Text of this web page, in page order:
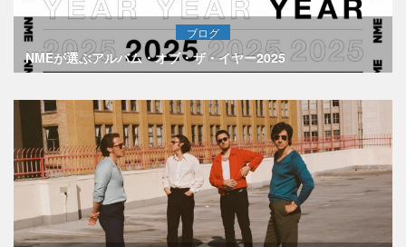
ブログ
NMEが選ぶアルバム・オブ・ザ・イヤー2025